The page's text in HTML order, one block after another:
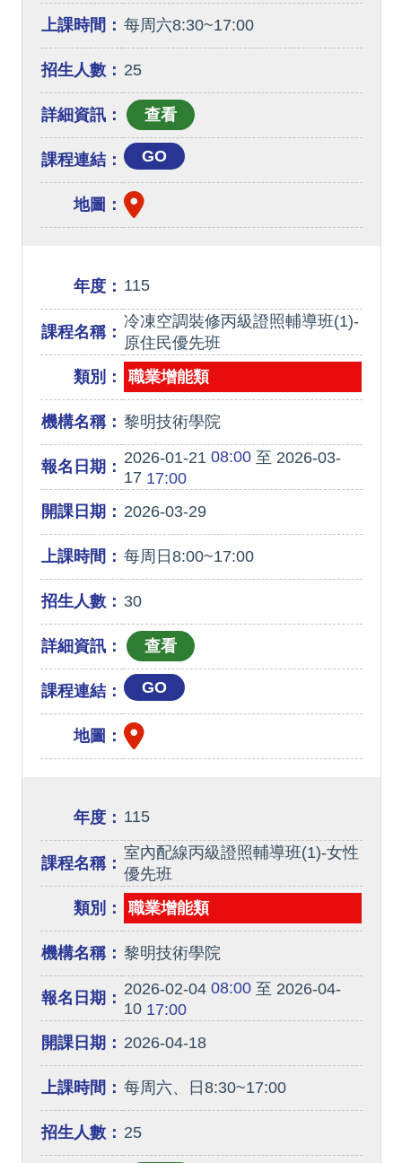
上課時間： 每周六8:30~17:00
招生人數： 25
詳細資訊：
課程連結： GO
地圖：
年度： 115
課程名稱：
冷凍空調裝修丙級證照輔導班(1)-
原住民優先班
類別：
職業增能類
機構名稱： 黎明技術學院
報名日期： 2026-01-21 08:00至 2026-03-
17 17:00
開課日期： 2026-03-29
上課時間： 每周日8:00~17:00
招生人數： 30
詳細資訊：
課程連結： GO
地圖：
年度： 115
課程名稱：
室內配線丙級證照輔導班(1)-女性
優先班
類別：
職業增能類
機構名稱： 黎明技術學院
報名日期： 2026-02-0408:00至 2026-04-
1017:00
開課日期： 2026-04-18
上課時間： 每周六、日8:30~17:00
招生人數： 25